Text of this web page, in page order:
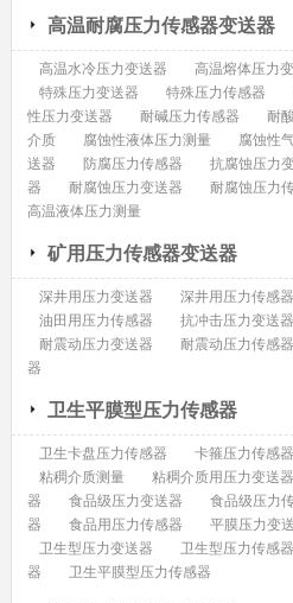
高温耐腐压力传感器变送器
高温水冷压力变送器 高温熔体压力
特殊压力变送器
特殊压力传感器
性压力变送器
耐碱压力传感器 耐
介质
腐蚀性液体压力测量 腐蚀性
送器
防腐压力传感器 抗腐蚀压力
器
耐腐蚀压力变送器 耐腐蚀压力
高温液体压力测量
矿用压力传感器变送器
深井用压力变送器 深井用压力传感器
油田用压力传感器
抗冲击压力变送器
耐震动压力变送器
耐震动压力传感器
器
卫生平膜型压力传感器
卫生卡盘压力传感器 卡箍压力传感器
粘稠介质测量
粘稠介质用压力变送器
器
食品级压力变送器 食品级压力
器
食品用压力传感器 平膜压力变
卫生型压力变送器
卫生型压力传感器
器
卫生平膜型压力传感器